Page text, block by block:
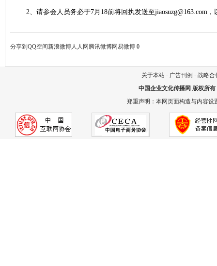
2、请参会人员务必于7月18前将回执发送至jiaosuzg@163.com
分享到 QQ空间新浪微博人人网 腾讯微博网易微博 0
关于本站 - 广告刊例 - 战略合
中国企业文化传播网 版权所有
郑重声明：本网页面构造与内容